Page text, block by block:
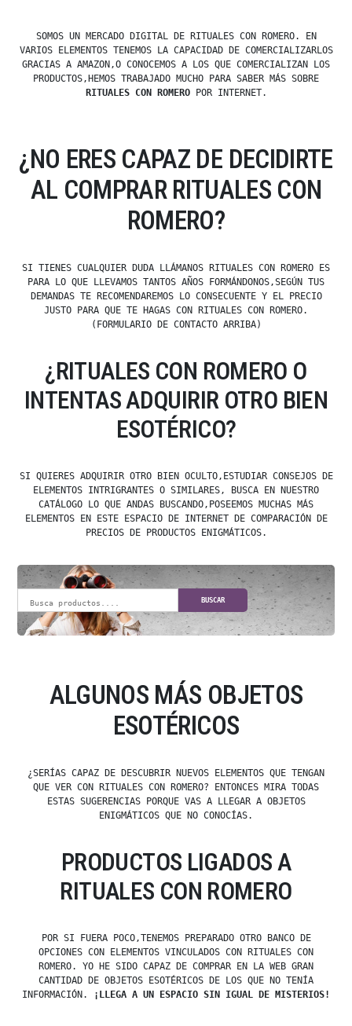
SOMOS UN MERCADO DIGITAL DE RITUALES CON ROMERO. EN
VARIOS ELEMENTOS TENEMOS LA CAPACIDAD DE COMERCIALIZARLOS
GRACIAS A AMAZON,O CONOCEMOS A LOS QUE COMERCIALIZAN LOS
PRODUCTOS,HEMOS TRABAJADO MUCHO PARA SABER MÁS SOBRE
RITUALES CON ROMEROPOR INTERNET.
¿NO ERES CAPAZ DE DECIDIRTE
AL COMPRAR RITUALES CON
ROMERO?
SI TIENES CUALQUIER DUDA LLÁMANOS RITUALES CON ROMERO ES
PARA LO QUE LLEVAMOS TANTOS AÑOS FORMÁNDONOS,SEGÚN TUS
DEMANDAS TE RECOMENDAREMOS LO CONSECUENTE Y EL PRECIO
JUSTO PARA QUE TE HAGAS CON RITUALES CON ROMERO.
(FORMULARIO DE CONTACTO ARRIBA)
¿RITUALES CON ROMERO O
INTENTAS ADQUIRIR OTRO BIEN
ESOTÉRICO?
SI QUIERES ADQUIRIR OTRO BIEN OCULTO,ESTUDIAR CONSEJOS DE
ELEMENTOS INTRIGRANTES O SIMILARES, BUSCA EN NUESTRO
CATÁLOGO LO QUE ANDAS BUSCANDO,POSEEMOS MUCHAS MÁS
ELEMENTOS EN ESTE ESPACIO DE INTERNET DE COMPARACIÓN DE
PRECIOS DE PRODUCTOS ENIGMÁTICOS.
BUSCAR
ALGUNOS MÁS OBJETOS
ESOTÉRICOS
¿SERÍAS CAPAZ DE DESCUBRIR NUEVOS ELEMENTOS QUE TENGAN
QUE VER CON RITUALES CON ROMERO? ENTONCES MIRA TODAS
ESTAS SUGERENCIAS PORQUE VAS A LLEGAR A OBJETOS
ENIGMÁTICOS QUE NO CONOCÍAS.
PRODUCTOS LIGADOS A
RITUALES CON ROMERO
POR SI FUERA POCO,TENEMOS PREPARADO OTRO BANCO DE
OPCIONES CON ELEMENTOS VINCULADOS CON RITUALES CON
ROMERO. YO HE SIDO CAPAZ DE COMPRAR EN LA WEB GRAN
CANTIDAD DE OBJETOS ESOTÉRICOS DE LOS QUE NO TENÍA
INFORMACIÓN.
¡LLEGA A UN ESPACIO SIN IGUAL DE MISTERIOS!